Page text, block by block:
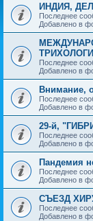
ИНДИЯ,
Последнее
Добавлено в
Последнее
Добавлено в
Внимание,
Последнее
Добавлено в
29-й,
Последнее
Добавлено в
Пандемия
Последнее
Добавлено в
СЪЕЗД
Последнее
Добавлено в